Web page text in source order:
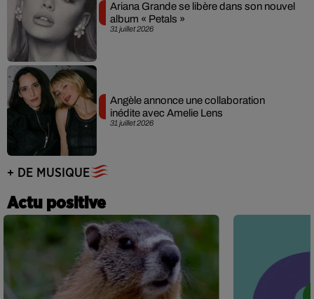
31 juillet 2026
Ariana Grande se libère dans son nouvel
album « Petals »
31 juillet 2026
Angèle annonce une collaboration
inédite avec Amelie Lens
+ DE MUSIQUE
Actu positive